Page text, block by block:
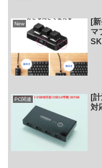
New
[
マ
PC関連
[
対